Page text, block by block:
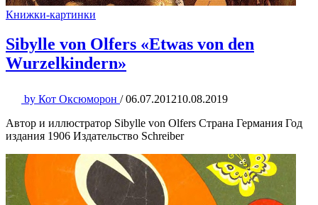
Книжки-картинки
Sibylle von Olfers «Etwas von den
Wurzelkindern»
by Кот Оксюморон / 06.07.201210.08.2019
Автор и иллюстратор Sibylle von Olfers Страна Германия Год
издания 1906 Издательство Schreiber